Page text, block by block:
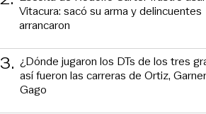
Vitacura: sacó su arma y delincuentes
arrancaron
3. ¿Dónde jugaron los DTs de los tres
así fueron las carreras de Ortiz,
Gago